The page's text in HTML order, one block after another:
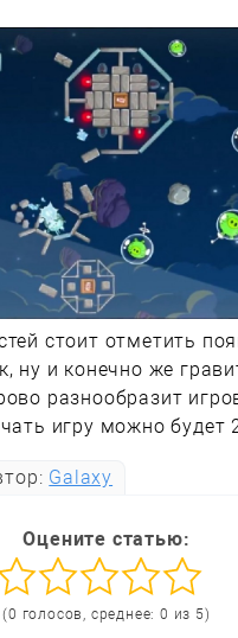
стоит отметить
ну и конечно же
разнообразит
игру можно будет
Galaxy
Оцените статью:
(0 голосов, среднее: 0 из 5)